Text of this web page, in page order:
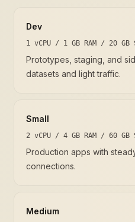
Dev
1 vCPU / 1 GB RAM / 20 GB
Prototypes, staging, and
datasets and light traffic.
Small
2 vCPU / 4 GB RAM / 60 GB
Production apps with
connections.
Medium